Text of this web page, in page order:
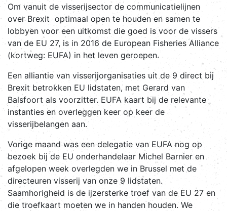
Om vanuit de visserijsector de communicatielijnen
over Brexit optimaal open te houden en samen te
lobbyen voor een uitkomst die goed is voor de vissers
van de EU 27, is in 2016 de European Fisheries Alliance
(kortweg: EUFA) in het leven geroepen.
Een alliantie van visserijorganisaties uit de 9 direct bij
Brexit betrokken EU lidstaten, met Gerard van
Balsfoort als voorzitter. EUFA kaart bij de relevante
instanties en overleggen keer op keer de
visserijbelangen aan.
Vorige maand was een delegatie van EUFA nog op
bezoek bij de EU onderhandelaar Michel Barnier en
afgelopen week overlegden we in Brussel met de
directeuren visserij van onze 9 lidstaten.
Saamhorigheid is de ijzersterke troef van de EU 27 en
die troefkaart moeten we in handen houden. We